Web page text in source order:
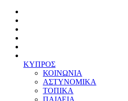
ΚΥΠΡΟΣ
ΚΟΙΝΩΝΙΑ
ΑΣΤΥΝΟΜΙΚΑ
ΤΟΠΙΚΑ